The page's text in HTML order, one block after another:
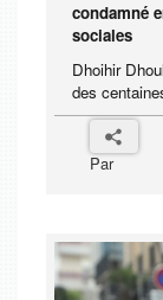
condamné
sociales
Dhoihir
des
Par